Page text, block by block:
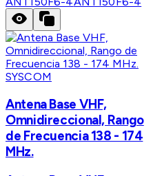
SYSCOM
Antena Base VHF,
Omnidireccional, Rango
de Frecuencia 138 - 174
MHz.